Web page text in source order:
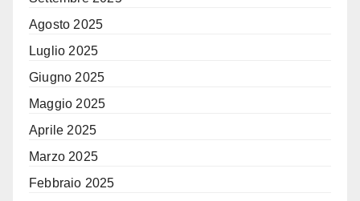
Agosto 2025
Luglio 2025
Giugno 2025
Maggio 2025
Aprile 2025
Marzo 2025
Febbraio 2025